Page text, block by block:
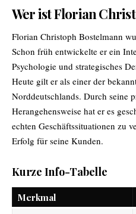
Wer ist Florian
Florian Christoph Bostelmann
Schon früh entwickelte er ein
Psychologie und strategisches
Heute gilt er als einer der
Norddeutschlands. Durch seine
Herangehensweise hat er es
echten Geschäftssituationen zu
Erfolg für seine Kunden.
Kurze Info-Tabelle
Merkmal